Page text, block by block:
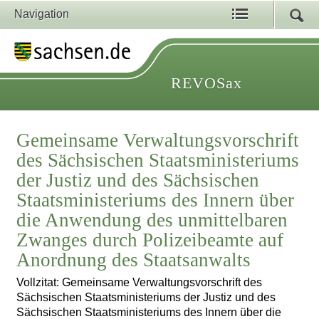
Navigation
REVOSax
Gemeinsame Verwaltungsvorschrift
des Sächsischen Staatsministeriums
der Justiz und des Sächsischen
Staatsministeriums des Innern über
die Anwendung des unmittelbaren
Zwanges durch Polizeibeamte auf
Anordnung des Staatsanwalts
Vollzitat: Gemeinsame Verwaltungsvorschrift des
Sächsischen Staatsministeriums der Justiz und des
Sächsischen Staatsministeriums des Innern über die